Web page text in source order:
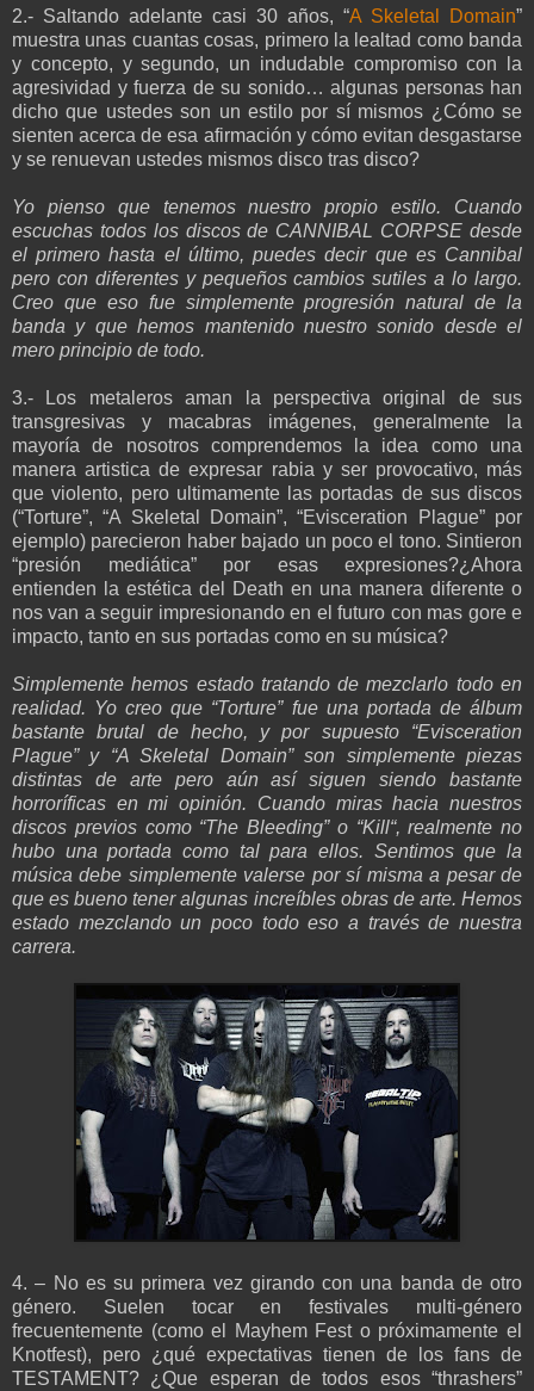
2.- Saltando adelante casi 30 años, “A Skeletal Domain”
muestra unas cuantas cosas, primero la lealtad como banda
y concepto, y segundo, un indudable compromiso con la
agresividad y fuerza de su sonido… algunas personas han
dicho que ustedes son un estilo por sí mismos ¿Cómo se
sienten acerca de esa afirmación y cómo evitan desgastarse
y se renuevan ustedes mismos disco tras disco?
Yo pienso que tenemos nuestro propio estilo. Cuando
escuchas todos los discos de CANNIBAL CORPSE desde
el primero hasta el último, puedes decir que es Cannibal
pero con diferentes y pequeños cambios sutiles a lo largo.
Creo que eso fue simplemente progresión natural de la
banda y que hemos mantenido nuestro sonido desde el
mero principio de todo.
3.- Los metaleros aman la perspectiva original de sus
transgresivas y macabras imágenes, generalmente la
mayoría de nosotros comprendemos la idea como una
manera artistica de expresar rabia y ser provocativo, más
que violento, pero ultimamente las portadas de sus discos
(“Torture”, “A Skeletal Domain”, “Evisceration Plague” por
ejemplo) parecieron haber bajado un poco el tono. Sintieron
“presión mediática” por esas expresiones?¿Ahora
entienden la estética del Death en una manera diferente o
nos van a seguir impresionando en el futuro con mas gore e
impacto, tanto en sus portadas como en su música?
Simplemente hemos estado tratando de mezclarlo todo en
realidad. Yo creo que “Torture” fue una portada de álbum
bastante brutal de hecho, y por supuesto “Evisceration
Plague” y “A Skeletal Domain” son simplemente piezas
distintas de arte pero aún así siguen siendo bastante
horroríficas en mi opinión. Cuando miras hacia nuestros
discos previos como “The Bleeding” o “Kill“, realmente no
hubo una portada como tal para ellos. Sentimos que la
música debe simplemente valerse por sí misma a pesar de
que es bueno tener algunas increíbles obras de arte. Hemos
estado mezclando un poco todo eso a través de nuestra
carrera.
4. – No es su primera vez girando con una banda de otro
género. Suelen tocar en festivales multi-género
frecuentemente (como el Mayhem Fest o próximamente el
Knotfest), pero ¿qué expectativas tienen de los fans de
TESTAMENT? ¿Que esperan de todos esos “thrashers”